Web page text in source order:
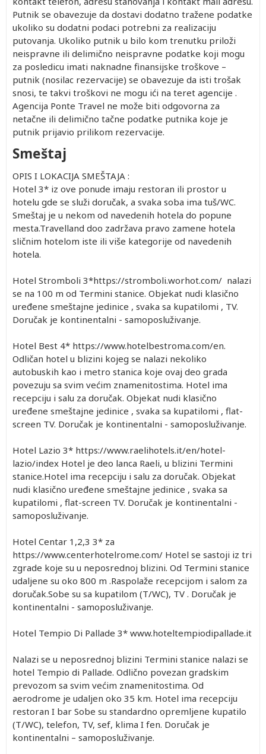
Putnik se obavezuje da dostavi dodatno tražene podatke
ukoliko su dodatni podaci potrebni za realizaciju
putovanja. Ukoliko putnik u bilo kom trenutku priloži
neispravne ili delimično neispravne podatke koji mogu
za posledicu imati naknadne finansijske troškove –
putnik (nosilac rezervacije) se obavezuje da isti trošak
snosi, te takvi troškovi ne mogu ići na teret agencije .
Agencija Ponte Travel ne može biti odgovorna za
netačne ili delimično tačne podatke putnika koje je
putnik prijavio prilikom rezervacije.
Smeštaj
OPIS I LOKACIJA SMEŠTAJA :
Hotel 3* iz ove ponude imaju restoran ili prostor u
hotelu gde se služi doručak, a svaka soba ima tuš/WC.
Smeštaj je u nekom od navedenih hotela do popune
mesta.Travelland doo zadržava pravo zamene hotela
sličnim hotelom iste ili više kategorije od navedenih
hotela.
Hotel Stromboli 3*https://stromboli.worhot.com/ nalazi
se na 100 m od Termini stanice. Objekat nudi klasično
uređene smeštajne jedinice , svaka sa kupatilomi , TV.
Doručak je kontinentalni - samoposluživanje.
Hotel Best 4* https://www.hotelbestroma.com/en.
Odličan hotel u blizini kojeg se nalazi nekoliko
autobuskih kao i metro stanica koje ovaj deo grada
povezuju sa svim većim znamenitostima. Hotel ima
recepciju i salu za doručak. Objekat nudi klasično
uređene smeštajne jedinice , svaka sa kupatilomi , flat-
screen TV. Doručak je kontinentalni - samoposluživanje.
Hotel Lazio 3* https://www.raelihotels.it/en/hotel-
lazio/index Hotel je deo lanca Raeli, u blizini Termini
stanice.Hotel ima recepciju i salu za doručak. Objekat
nudi klasično uređene smeštajne jedinice , svaka sa
kupatilomi , flat-screen TV. Doručak je kontinentalni -
samoposluživanje.
Hotel Centar 1,2,3 3* za
https://www.centerhotelrome.com/ Hotel se sastoji iz tri
zgrade koje su u neposrednoj blizini. Od Termini stanice
udaljene su oko 800 m .Raspolaže recepcijom i salom za
doručak.Sobe su sa kupatilom (T/WC), TV . Doručak je
kontinentalni - samoposluživanje.
Hotel Tempio Di Pallade 3* www.hoteltempiodipallade.it
Nalazi se u neposrednoj blizini Termini stanice nalazi se
hotel Tempio di Pallade. Odlično povezan gradskim
prevozom sa svim većim znamenitostima. Od
aerodrome je udaljen oko 35 km. Hotel ima recepciju
restoran I bar Sobe su standardno opremljene kupatilo
(T/WC), telefon, TV, sef, klima I fen. Doručak je
kontinentalni – samoposluživanje.